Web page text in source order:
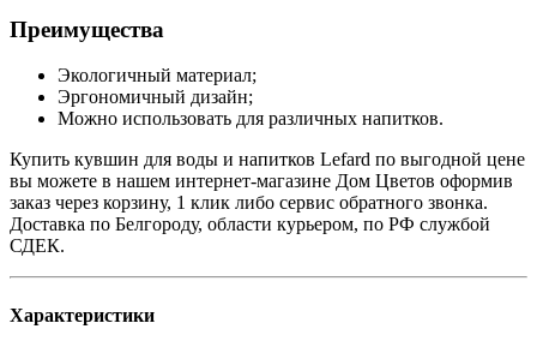
Преимущества
Экологичный материал;
Эргономичный дизайн;
Можно использовать для различных напитков.
Купить кувшин для воды и напитков Lefard по выгодной цене
вы можете в нашем интернет-магазине Дом Цветов оформив
заказ через корзину, 1 клик либо сервис обратного звонка.
Доставка по Белгороду, области курьером, по РФ службой
СДЕК.
Характеристики